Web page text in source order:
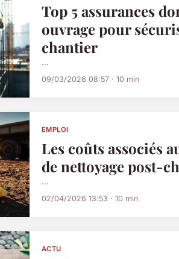
Top 5 assurances
ouvrage pour
chantier
...
09/03/2026 08:57 · 10 min
EMPLOI
Les coûts associés
de nettoyage post-
...
02/04/2026 13:53 · 10 min
ACTU